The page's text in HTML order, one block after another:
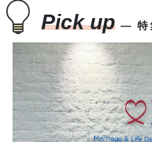
Pick up ― 特